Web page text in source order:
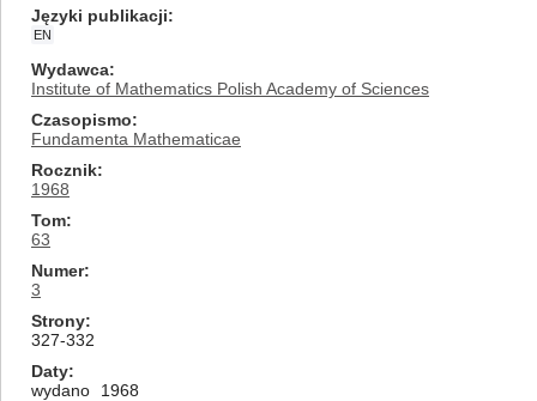
Języki publikacji
EN
Wydawca
Institute of Mathematics Polish Academy of Sciences
Czasopismo
Fundamenta Mathematicae
Rocznik
1968
Tom
63
Numer
3
Strony
327-332
Daty
wydano
1968